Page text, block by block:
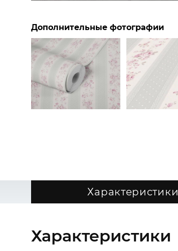
Дополнительные фотографии
Характеристики
Характеристики